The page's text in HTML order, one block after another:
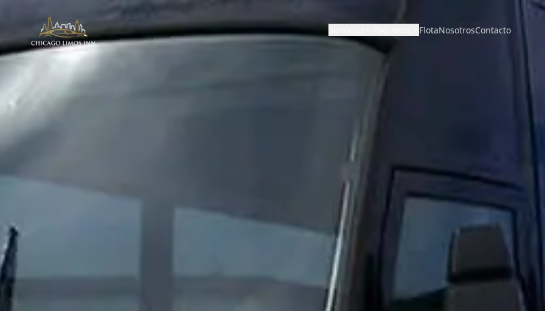
Traslados a Hoteles
Paquetes Deportivos
Autobús Chárter
FlotaNosotrosContacto